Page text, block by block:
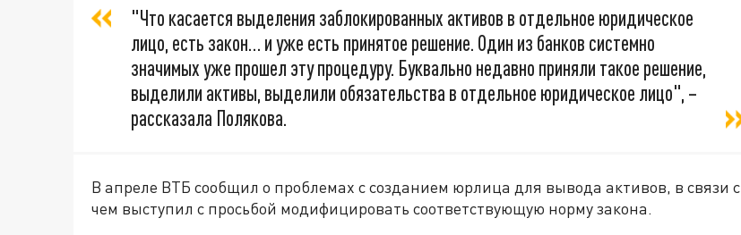
"Что касается выделения заблокированных активов в отдельное юридическое
лицо, есть закон… и уже есть принятое решение. Один из банков системно
значимых уже прошел эту процедуру. Буквально недавно приняли такое решение,
выделили активы, выделили обязательства в отдельное юридическое лицо", –
рассказала Полякова.
В апреле ВТБ сообщил о проблемах с созданием юрлица для вывода активов, в связи с
чем выступил с просьбой модифицировать соответствующую норму закона.